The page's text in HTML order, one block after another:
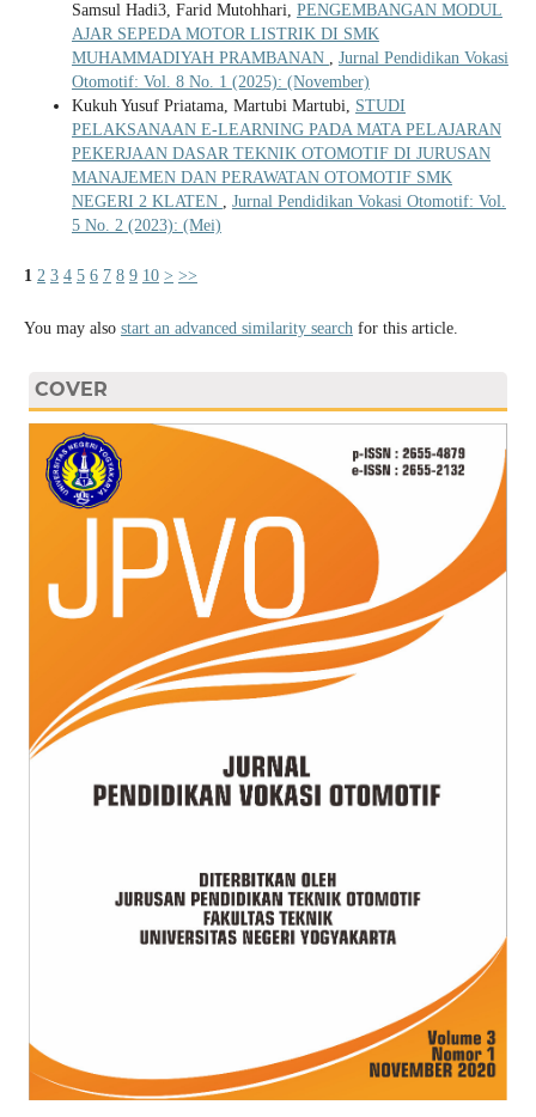
Samsul Hadi3, Farid Mutohhari, PENGEMBANGAN MODUL
AJAR SEPEDA MOTOR LISTRIK DI SMK
MUHAMMADIYAH PRAMBANAN , Jurnal Pendidikan Vokasi
Otomotif: Vol. 8 No. 1 (2025): (November)
Kukuh Yusuf Priatama, Martubi Martubi, STUDI
PELAKSANAAN E-LEARNING PADA MATA PELAJARAN
PEKERJAAN DASAR TEKNIK OTOMOTIF DI JURUSAN
MANAJEMEN DAN PERAWATAN OTOMOTIF SMK
NEGERI 2 KLATEN , Jurnal Pendidikan Vokasi Otomotif: Vol.
5 No. 2 (2023): (Mei)
1 2 3 4 5 6 7 8 9 10 > >>
You may also start an advanced similarity searchfor this article.
COVER